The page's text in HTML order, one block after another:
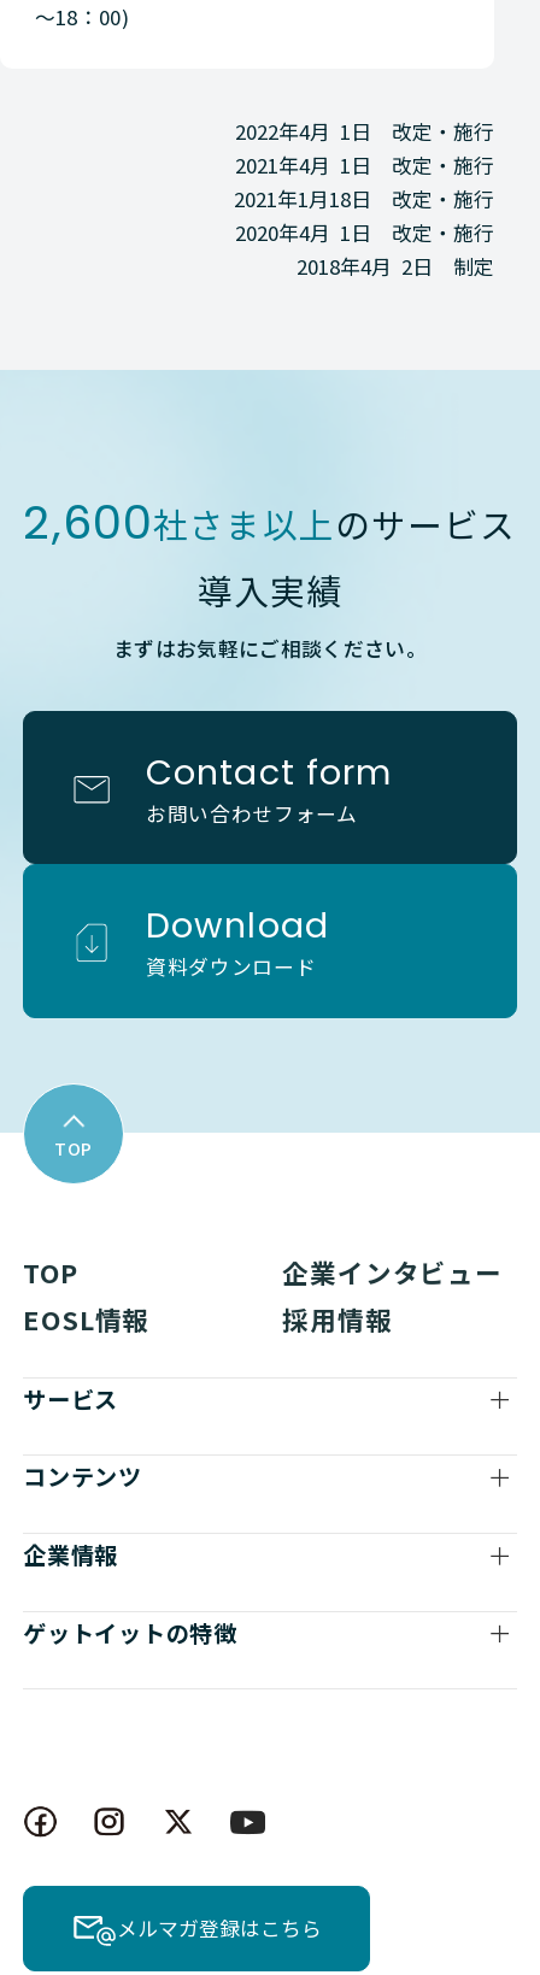
～18：00)
2022年4月 1日 改定・施行
2021年4月 1日 改定・施行
2021年1月18日 改定・施行
2020年4月 1日 改定・施行
2018年4月 2日 制定
2,600社さま以上のサービス
導入実績
まずはお気軽にご相談ください。
Contact form
お問い合わせフォーム
Download
資料ダウンロード
TOP
TOP
企業インタビュー
EOSL情報
採用情報
サービス
コンテンツ
企業情報
ゲットイットの特徴
メルマガ登録はこちら